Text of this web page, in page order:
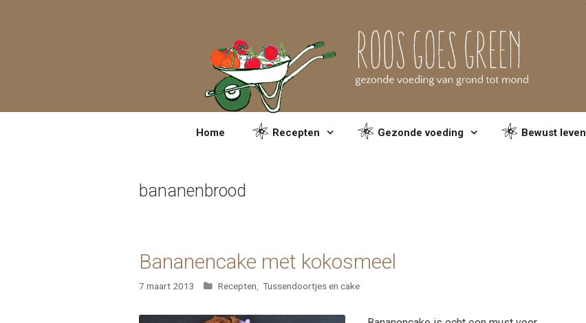
Home Recepten Gezonde voeding Bewust leven
bananenbrood
Bananencake met kokosmeel
7 maart 2013 Categorieën
Recepten, Tussendoortjes en cake